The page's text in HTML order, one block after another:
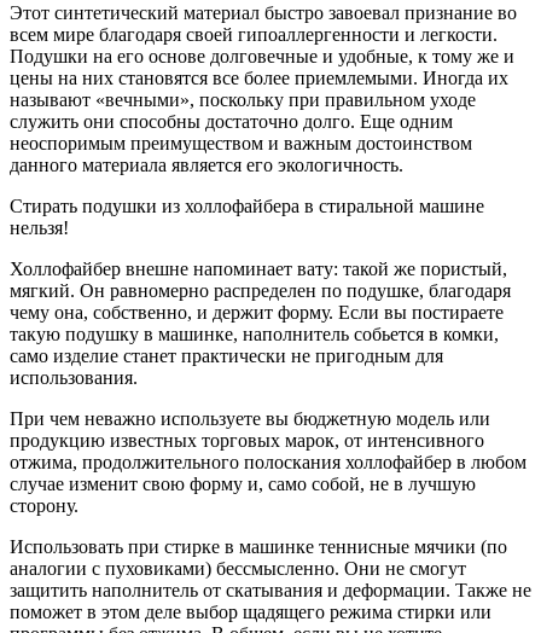
Этот синтетический материал быстро завоевал признание во
всем мире благодаря своей гипоаллергенности и легкости.
Подушки на его основе долговечные и удобные, к тому же и
цены на них становятся все более приемлемыми. Иногда их
называют «вечными», поскольку при правильном уходе
служить они способны достаточно долго. Еще одним
неоспоримым преимуществом и важным достоинством
данного материала является его экологичность.
Стирать подушки из холлофайбера в стиральной машине
нельзя!
Холлофайбер внешне напоминает вату: такой же пористый,
мягкий. Он равномерно распределен по подушке, благодаря
чему она, собственно, и держит форму. Если вы постираете
такую подушку в машинке, наполнитель собьется в комки,
само изделие станет практически не пригодным для
использования.
При чем неважно используете вы бюджетную модель или
продукцию известных торговых марок, от интенсивного
отжима, продолжительного полоскания холлофайбер в любом
случае изменит свою форму и, само собой, не в лучшую
сторону.
Использовать при стирке в машинке теннисные мячики (по
аналогии с пуховиками) бессмысленно. Они не смогут
защитить наполнитель от скатывания и деформации. Также не
поможет в этом деле выбор щадящего режима стирки или